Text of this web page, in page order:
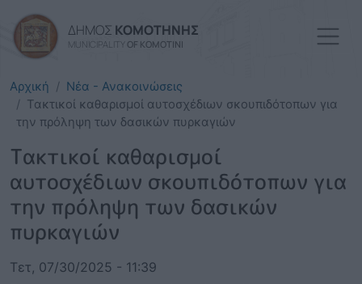
ΔΗΜΟΣ ΚΟΜΟΤΗΝΗΣ
MUNICIPALITY OF KOMOTINI
Αρχική
Νέα - Ανακοινώσεις
Τακτικοί καθαρισμοί αυτοσχέδιων σκουπιδότοπων για
την πρόληψη των δασικών πυρκαγιών
Τακτικοί καθαρισμοί
αυτοσχέδιων σκουπιδότοπων για
την πρόληψη των δασικών
πυρκαγιών
Τετ, 07/30/2025 - 11:39